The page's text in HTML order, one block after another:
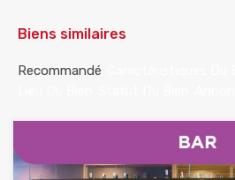
Biens similaires
Recommandé